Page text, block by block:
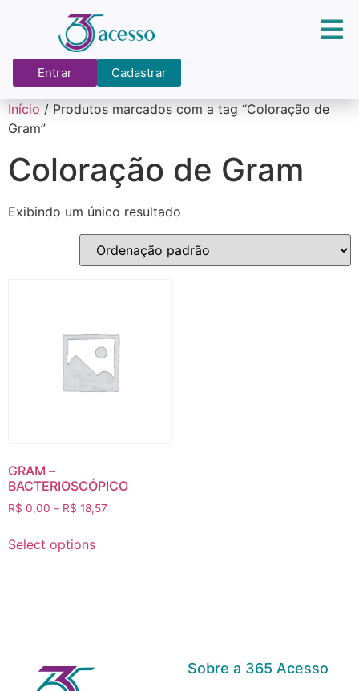
Entrar Cadastrar
Início / Produtos marcados com a tag “Coloração de
Gram”
Coloração de Gram
Exibindo um único resultado
GRAM –
BACTERIOSCÓPICO
R$ 0,00 – R$ 18,57
Select options
Sobre a 365 Acesso